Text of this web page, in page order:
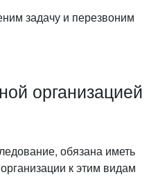
задачу и перезвоним
организацией
обязана иметь
к этим видам